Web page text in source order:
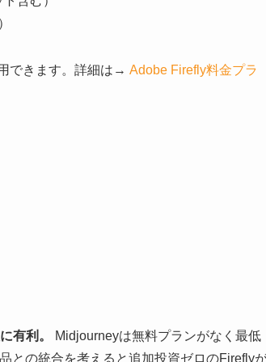
できます。詳細は→ Adobe Firefly料金プラ
有利。
Midjourneyは無料プランがなく最低
との統合を考えると追加投資ゼロのFirefly